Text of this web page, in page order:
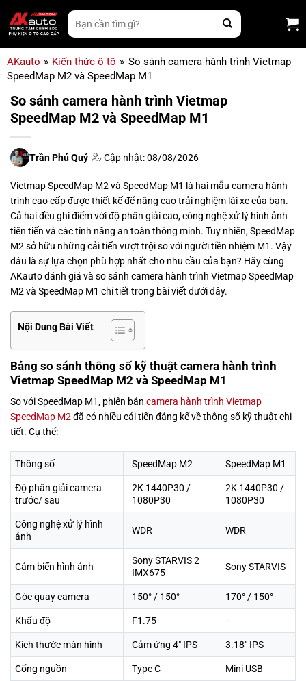
qua
nội
Tìm
kiếm:
AKauto » Kiến thức ô tô » So sánh camera hành trình Vietmap
SpeedMap M2 và SpeedMap M1
So sánh camera hành trình Vietmap
SpeedMap M2 và SpeedMap M1
Trần Phú Quý· Cập nhật: 08/08/2026
Vietmap SpeedMap M2 và SpeedMap M1 là hai mẫu camera hành
trình cao cấp được thiết kế để nâng cao trải nghiệm lái xe của bạn.
Cả hai đều ghi điểm với độ phân giải cao, công nghệ xử lý hình ảnh
tiên tiến và các tính năng an toàn thông minh. Tuy nhiên, SpeedMap
M2 sở hữu những cải tiến vượt trội so với người tiền nhiệm M1. Vậy
đâu là sự lựa chọn phù hợp nhất cho nhu cầu của bạn? Hãy cùng
AKauto đánh giá và so sánh camera hành trình Vietmap SpeedMap
M2 và SpeedMap M1 chi tiết trong bài viết dưới đây.
Nội Dung Bài Viết
Bảng so sánh thông số kỹ thuật camera hành trình
Vietmap SpeedMap M2 và SpeedMap M1
So với SpeedMap M1, phiên bản camera hành trình Vietmap
SpeedMap M2 đã có nhiều cải tiến đáng kể về thông số kỹ thuật chi
tiết. Cụ thể:
Thông số SpeedMap M2 SpeedMap M1
Độ phân giải camera
trước/ sau
2K 1440P30 /
1080P30
2K 1440P30 /
1080P30
Công nghệ xử lý hình
ảnh
WDR WDR
Cảm biến hình ảnh
Sony STARVIS 2
IMX675
Sony STARVIS
Góc quay camera 150° / 150° 170° / 150°
Khẩu độ F1.75 –
Kích thước màn hình Cảm ứng 4″ IPS 3.18″ IPS
Cổng nguồn Type C Mini USB